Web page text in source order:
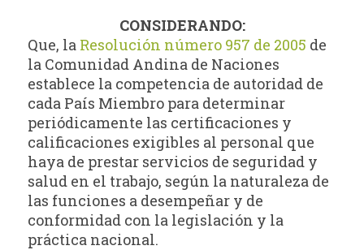
CONSIDERANDO:
Que, la Resolución número 957 de 2005 de
la Comunidad Andina de Naciones
establece la competencia de autoridad de
cada País Miembro para determinar
periódicamente las certificaciones y
calificaciones exigibles al personal que
haya de prestar servicios de seguridad y
salud en el trabajo, según la naturaleza de
las funciones a desempeñar y de
conformidad con la legislación y la
práctica nacional.